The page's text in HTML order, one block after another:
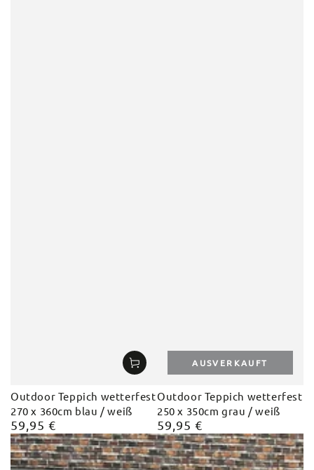
Outdoor Teppich wetterfest
270 x 360cm blau / weiß
Regulärer
Preis
59,95 €
Outdoor Teppich wetterfest
250 x 350cm grau / weiß
Regulärer
Preis
59,95 €
AUSVERKAUFT